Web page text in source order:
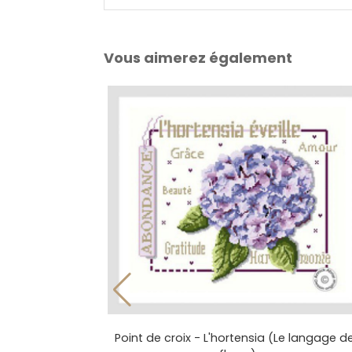
Vous aimerez également
Point de croix - L'hortensia (Le langage